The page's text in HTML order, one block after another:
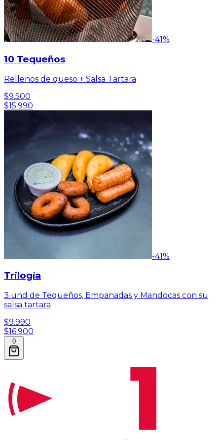
-41%
10 Tequeños
Rellenos de queso + Salsa Tartara
$9.500
$15.990
-41%
Trilogía
3 und de Tequeños, Empanadas y Mandocas con su
salsa tartara
$9.990
$16.900
0